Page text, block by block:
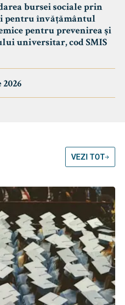
bursei sociale prin
pentru învățământul
pentru prevenirea și
universitar, cod SMIS
VEZI TOT